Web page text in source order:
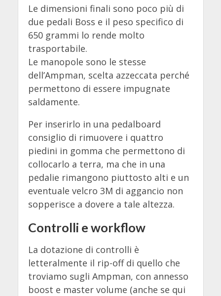
Le dimensioni finali sono poco più di
due pedali Boss e il peso specifico di
650 grammi lo rende molto
trasportabile.
Le manopole sono le stesse
dell’Ampman, scelta azzeccata perché
permettono di essere impugnate
saldamente.
Per inserirlo in una pedalboard
consiglio di rimuovere i quattro
piedini in gomma che permettono di
collocarlo a terra, ma che in una
pedalie rimangono piuttosto alti e un
eventuale velcro 3M di aggancio non
sopperisce a dovere a tale altezza.
Controlli e workflow
La dotazione di controlli è
letteralmente il rip-off di quello che
troviamo sugli Ampman, con annesso
boost e master volume (anche se qui